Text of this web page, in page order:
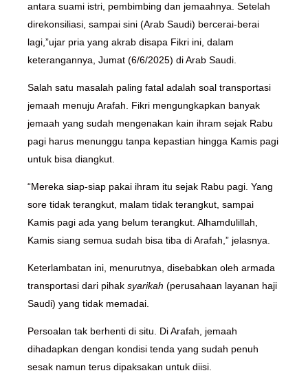
antara suami istri, pembimbing dan jemaahnya. Setelah
direkonsiliasi, sampai sini (Arab Saudi) bercerai-berai
lagi,”ujar pria yang akrab disapa Fikri ini, dalam
keterangannya, Jumat (6/6/2025) di Arab Saudi.
Salah satu masalah paling fatal adalah soal transportasi
jemaah menuju Arafah. Fikri mengungkapkan banyak
jemaah yang sudah mengenakan kain ihram sejak Rabu
pagi harus menunggu tanpa kepastian hingga Kamis pagi
untuk bisa diangkut.
“Mereka siap-siap pakai ihram itu sejak Rabu pagi. Yang
sore tidak terangkut, malam tidak terangkut, sampai
Kamis pagi ada yang belum terangkut. Alhamdulillah,
Kamis siang semua sudah bisa tiba di Arafah,” jelasnya.
Keterlambatan ini, menurutnya, disebabkan oleh armada
transportasi dari pihak syarikah (perusahaan layanan haji
Saudi) yang tidak memadai.
Persoalan tak berhenti di situ. Di Arafah, jemaah
dihadapkan dengan kondisi tenda yang sudah penuh
sesak namun terus dipaksakan untuk diisi.